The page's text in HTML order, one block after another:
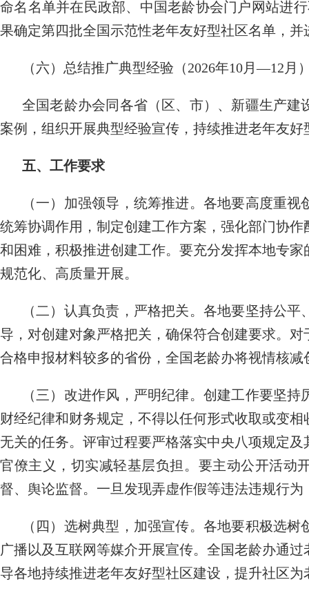
命名名单并在民政部、中国老龄协会门户网站进
果确定第四批全国示范性老年友好型社区名单，并
（六）总结推广典型经验（2026年10月—12月
全国老龄办会同各省（区、市）、新疆生产
案例，组织开展典型经验宣传，持续推进老年友好
五、工作要求
（一）加强领导，统筹推进。各地要高度重
统筹协调作用，制定创建工作方案，强化部门协
和困难，积极推进创建工作。要充分发挥本地专
规范化、高质量开展。
（二）认真负责，严格把关。各地要坚持公
导，对创建对象严格把关，确保符合创建要求。
合格申报材料较多的省份，全国老龄办将视情核
（三）改进作风，严明纪律。创建工作要坚
财经纪律和财务规定，不得以任何形式收取或变
无关的任务。评审过程要严格落实中央八项规定
官僚主义，切实减轻基层负担。要主动公开活动
督、舆论监督。一旦发现弄虚作假等违法违规行
（四）选树典型，加强宣传。各地要积极选
广播以及互联网等媒介开展宣传。全国老龄办通
导各地持续推进老年友好型社区建设，提升社区